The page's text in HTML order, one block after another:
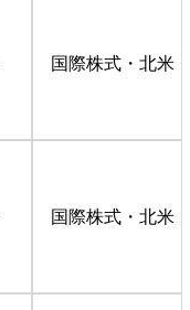
国際株式・北米
国際株式・北米